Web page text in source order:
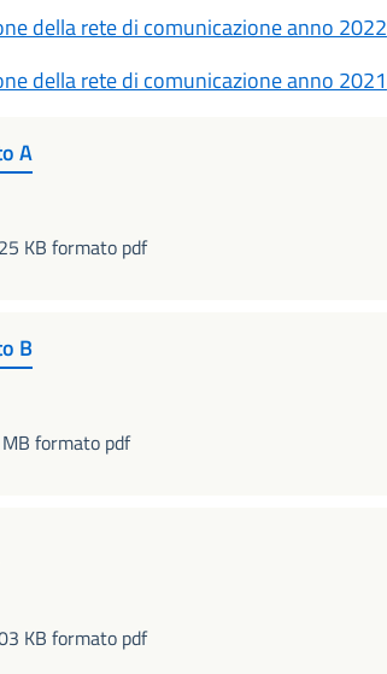
della rete di comunicazione anno 2022
della rete di comunicazione anno 2021
A
KB formato pdf
B
formato pdf
KB formato pdf